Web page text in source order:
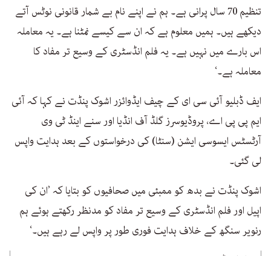
تنظیم 70 سال پرانی ہے۔ ہم نے اپنے نام بے شمار قانونی نوٹس آتے
دیکھے ہیں۔ ہمیں معلوم ہے کہ ان سے کیسے نمٹنا ہے۔ یہ معاملہ
اس بارے میں نہیں ہے۔ یہ فلم انڈسٹری کے وسیع تر مفاد کا
معاملہ ہے۔‘
ایف ڈبلیو آئی سی ای کے چیف ایڈوائزر اشوک پنڈت نے کہا کہ آئی
ایم پی پی اے، پروڈیوسرز گلڈ آف انڈیا اور سنے اینڈ ٹی وی
آرٹسٹس ایسوسی ایشن (سنٹا) کی درخواستوں کے بعد ہدایت واپس
لی گئی۔
اشوک پنڈت نے بدھ کو ممبئی میں صحافیوں کو بتایا کہ ’ان کی
اپیل اور فلم انڈسٹری کے وسیع تر مفاد کو مدنظر رکھتے ہوئے ہم
رنویر سنگھ کے خلاف ہدایت فوری طور پر واپس لے رہے ہیں۔‘